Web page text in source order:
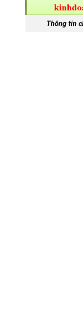
Thông tin